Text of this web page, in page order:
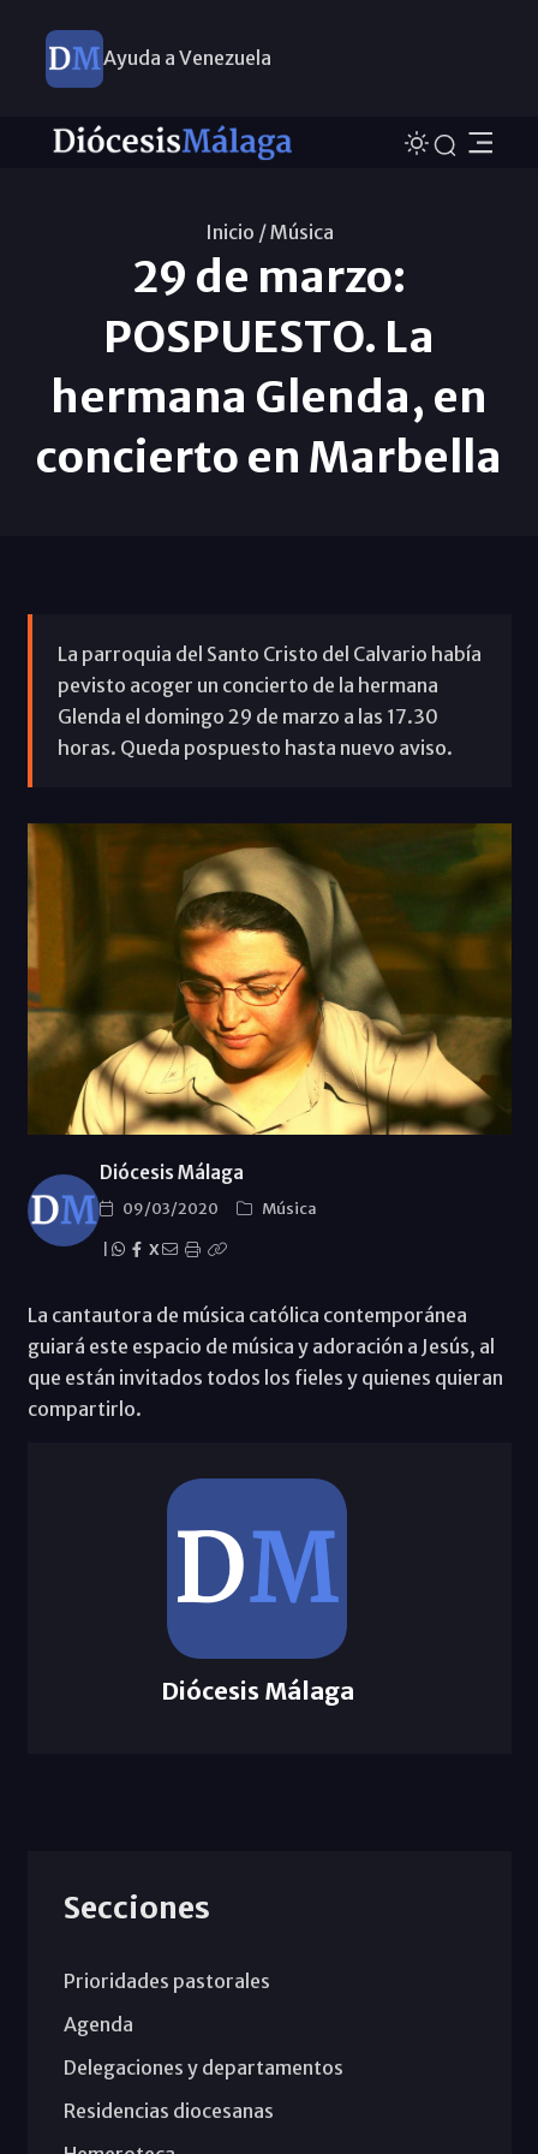
Ayuda a Venezuela
Inicio /Música
29 de marzo:
POSPUESTO. La
hermana Glenda, en
concierto en Marbella
La parroquia del Santo Cristo del Calvario había
pevisto acoger un concierto de la hermana
Glenda el domingo 29 de marzo a las 17.30
horas. Queda pospuesto hasta nuevo aviso.
Diócesis Málaga
09/03/2020
Música
X
La cantautora de música católica contemporánea
guiará este espacio de música y adoración a Jesús, al
que están invitados todos los fieles y quienes quieran
compartirlo.
Diócesis Málaga
Secciones
Prioridades pastorales
Agenda
Delegaciones y departamentos
Residencias diocesanas